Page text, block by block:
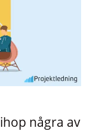
några av